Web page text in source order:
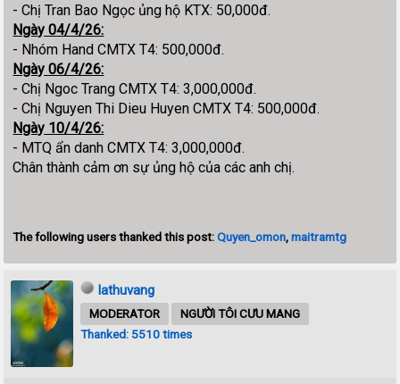
- Chị Tran Bao Ngọc ủng hộ KTX: 50,000đ.
Ngày 04/4/26:
- Nhóm Hand CMTX T4: 500,000đ.
Ngày 06/4/26:
- Chị Ngoc Trang CMTX T4: 3,000,000đ.
- Chị Nguyen Thi Dieu Huyen CMTX T4: 500,000đ.
Ngày 10/4/26:
- MTQ ẩn danh CMTX T4: 3,000,000đ.
Chân thành cảm ơn sự ủng hộ của các anh chị.
The following users thanked this post:Quyen_omon,maitramtg
lathuvang
MODERATOR
NGƯỜI TÔI CƯU MANG
Thanked: 5510 times